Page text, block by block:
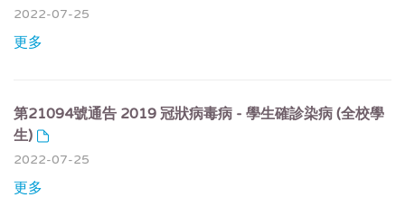
2022-07-25
更多
第21094號通告 2019 冠狀病毒病 - 學生確診染病 (全校學
生)
2022-07-25
更多